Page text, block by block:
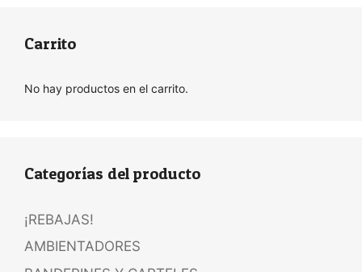
Carrito
No hay productos en el carrito.
Categorías del producto
¡REBAJAS!
AMBIENTADORES